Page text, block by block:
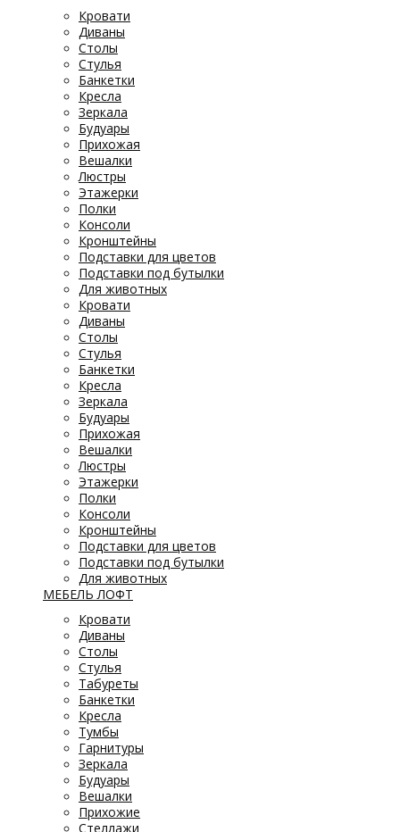
Кровати
Диваны
Столы
Стулья
Банкетки
Кресла
Зеркала
Будуары
Прихожая
Вешалки
Люстры
Этажерки
Полки
Консоли
Кронштейны
Подставки для цветов
Подставки под бутылки
Для животных
Кровати
Диваны
Столы
Стулья
Банкетки
Кресла
Зеркала
Будуары
Прихожая
Вешалки
Люстры
Этажерки
Полки
Консоли
Кронштейны
Подставки для цветов
Подставки под бутылки
Для животных
МЕБЕЛЬ ЛОФТ
Кровати
Диваны
Столы
Стулья
Табуреты
Банкетки
Кресла
Тумбы
Гарнитуры
Зеркала
Будуары
Вешалки
Прихожие
Стеллажи